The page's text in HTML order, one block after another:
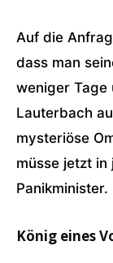
Auf die
dass man
weniger Tage
Lauterbach
mysteriöse
müsse jetzt in
Panikminister.
König eines